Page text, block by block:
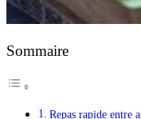
Sommaire
Repas rapide entre